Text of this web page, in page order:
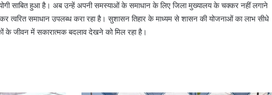
साबित हुआ है। अब उन्हें अपनी समस्याओं के समाधान के लिए जिला मुख्यालय के चक्कर नहीं लगाने
त्वरित समाधान उपलब्ध करा रहा है। सुशासन तिहार के माध्यम से शासन की योजनाओं का लाभ सीधे
जीवन में सकारात्मक बदलाव देखने को मिल रहा है।